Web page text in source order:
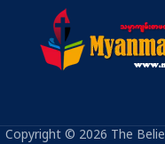
Copyright © 2026 The